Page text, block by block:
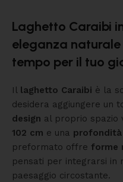
Laghetto Caraibi
eleganza naturale
tempo per il tuo
Il laghetto Caraibi è la
desidera aggiungere un
design al proprio spazio
102 cm e una
preformato offre forme
pensati per integrarsi in
paesaggio circostante.